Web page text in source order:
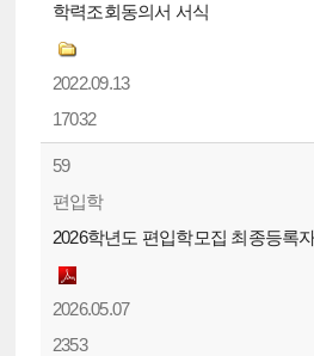
학력조회동의서 서식
2022.09.13
17032
59
편입학
2026학년도 편입학모집 최종등록
2026.05.07
2353